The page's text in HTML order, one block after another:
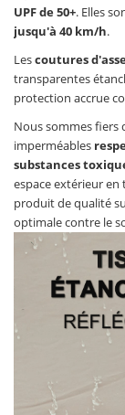
UPF de 50+. Elles
jusqu'à 40 km/h.
Lescoutures
transparentes
protection accrue
Nous sommes fiers
imperméables
substances
espace extérieur
produit de qualité
optimale contre le